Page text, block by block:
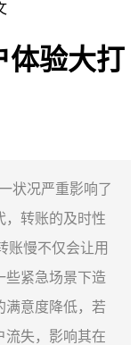
体验大打
状况严重影响了
，转账的及时性
账慢不仅会让用
些紧急场景下造
满意度降低，若
流失，影响其在